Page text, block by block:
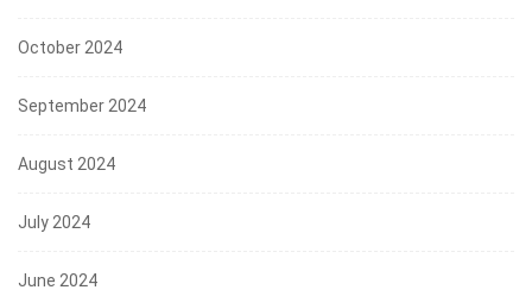
October 2024
September 2024
August 2024
July 2024
June 2024